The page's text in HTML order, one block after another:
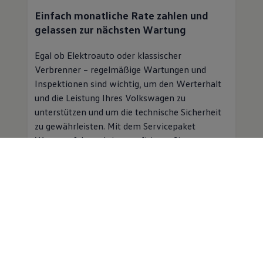
Einfach monatliche Rate zahlen und
gelassen zur nächsten Wartung
Egal ob Elektroauto oder klassischer
Verbrenner – regelmäßige Wartungen und
Inspektionen sind wichtig, um den Werterhalt
und die Leistung Ihres Volkswagen zu
unterstützen und um die technische Sicherheit
zu gewährleisten. Mit dem Servicepaket
Wartung & Inspektion profitieren Sie von